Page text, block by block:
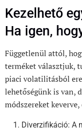
Kezelhető
Ha igen,
Függetlenül attól,
terméket választjuk,
piaci volatilitásból
lehetőségünk is van,
módszereket
Diverzifikáció: A